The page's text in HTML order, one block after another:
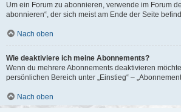
Um ein Forum zu abonnieren, verwende im Forum
abonnieren“, der sich meist am Ende der Seite
Nach oben
Wie deaktiviere ich meine Abonnements?
Wenn du mehrere Abonnements deaktivieren
persönlichen Bereich unter „Einstieg“ –
Nach oben